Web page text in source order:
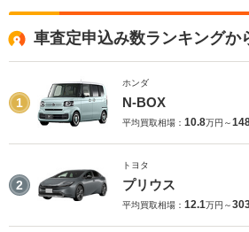
車査定申込み数ランキングか
1
ホンダ
N-BOX
平均買取相場： 10.8万円～
2
トヨタ
プリウス
平均買取相場： 12.1万円～